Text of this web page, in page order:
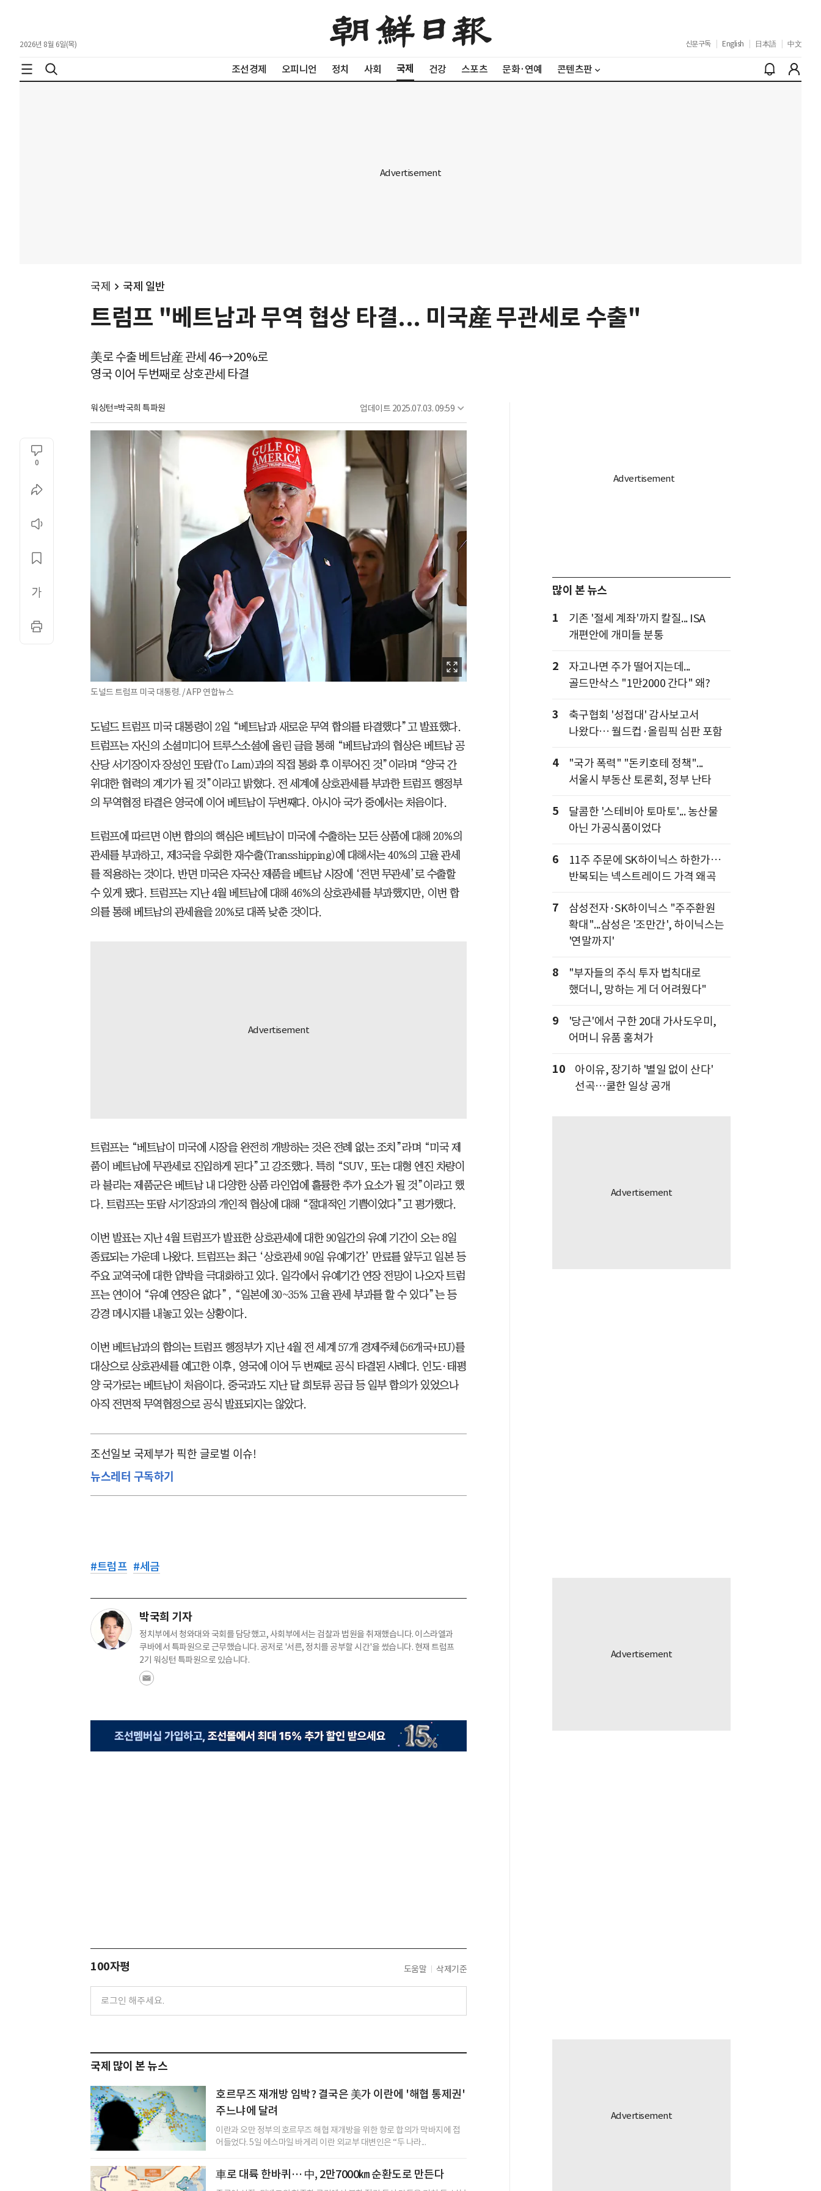
2026년 8월 6일(목) 신문구독 English 日本語 中文
조선경제 오피니언 정치 사회 국제 건강 스포츠 문화·연예 콘텐츠판
국제 국제 일반
트럼프 "베트남과 무역 협상 타결... 미국産 무관세로 수출"
美로 수출 베트남産 관세 46→20%로
영국 이어 두번째로 상호관세 타결
워싱턴=박국희 특파원 업데이트 2025.07.03. 09:59
0
도널드 트럼프 미국 대통령. / AFP 연합뉴스
도널드 트럼프 미국 대통령이 2일 “베트남과 새로운 무역 합의를 타결했다”고 발표했다.
트럼프는 자신의 소셜미디어 트루스소셜에 올린 글을 통해 “베트남과의 협상은 베트남 공
산당 서기장이자 장성인 또람(To Lam)과의 직접 통화 후 이루어진 것”이라며 “양국 간
위대한 협력의 계기가 될 것”이라고 밝혔다. 전 세계에 상호관세를 부과한 트럼프 행정부
의 무역협정 타결은 영국에 이어 베트남이 두번째다. 아시아 국가 중에서는 처음이다.
트럼프에 따르면 이번 합의의 핵심은 베트남이 미국에 수출하는 모든 상품에 대해 20%의
관세를 부과하고, 제3국을 우회한 재수출(Transshipping)에 대해서는 40%의 고율 관세
를 적용하는 것이다. 반면 미국은 자국산 제품을 베트남 시장에 ‘전면 무관세’로 수출할
수 있게 됐다. 트럼프는 지난 4월 베트남에 대해 46%의 상호관세를 부과했지만, 이번 합
의를 통해 베트남의 관세율을 20%로 대폭 낮춘 것이다.
트럼프는 “베트남이 미국에 시장을 완전히 개방하는 것은 전례 없는 조치”라며 “미국 제
품이 베트남에 무관세로 진입하게 된다”고 강조했다. 특히 “SUV, 또는 대형 엔진 차량이
라 불리는 제품군은 베트남 내 다양한 상품 라인업에 훌륭한 추가 요소가 될 것”이라고 했
다. 트럼프는 또람 서기장과의 개인적 협상에 대해 “절대적인 기쁨이었다”고 평가했다.
이번 발표는 지난 4월 트럼프가 발표한 상호관세에 대한 90일간의 유예 기간이 오는 8일
종료되는 가운데 나왔다. 트럼프는 최근 ‘상호관세 90일 유예기간’ 만료를 앞두고 일본 등
주요 교역국에 대한 압박을 극대화하고 있다. 일각에서 유예기간 연장 전망이 나오자 트럼
프는 연이어 “유예 연장은 없다”, “일본에 30~35% 고율 관세 부과를 할 수 있다”는 등
강경 메시지를 내놓고 있는 상황이다.
이번 베트남과의 합의는 트럼프 행정부가 지난 4월 전 세계 57개 경제주체(56개국+EU)를
대상으로 상호관세를 예고한 이후, 영국에 이어 두 번째로 공식 타결된 사례다. 인도·태평
양 국가로는 베트남이 처음이다. 중국과도 지난 달 희토류 공급 등 일부 합의가 있었으나
아직 전면적 무역협정으로 공식 발표되지는 않았다.
조선일보 국제부가 픽한 글로벌 이슈!
뉴스레터 구독하기
#트럼프 #세금
박국희 기자
정치부에서 청와대와 국회를 담당했고, 사회부에서는 검찰과 법원을 취재했습니다. 이스라엘과
쿠바에서 특파원으로 근무했습니다. 공저로 '서른, 정치를 공부할 시간'을 썼습니다. 현재 트럼프
2기 워싱턴 특파원으로 있습니다.
100자평 도움말 삭제기준
국제 많이 본 뉴스
호르무즈 재개방 임박? 결국은 美가 이란에 '해협 통제권'
주느냐에 달려
이란과 오만 정부의 호르무즈 해협 재개방을 위한 항로 합의가 막바지에 접
어들었다. 5일 에스마일 바게리 이란 외교부 대변인은 “두 나라...
車로 대륙 한바퀴… 中, 2만7000㎞ 순환도로 만든다
많이 본 뉴스
1
기존 '절세 계좌'까지 칼질... ISA
개편안에 개미들 분통
2
자고나면 주가 떨어지는데...
골드만삭스 "1만2000 간다" 왜?
3
축구협회 '성접대' 감사보고서
나왔다… 월드컵·올림픽 심판 포함
4
"국가 폭력" "돈키호테 정책"...
서울시 부동산 토론회, 정부 난타
5
달콤한 '스테비아 토마토'... 농산물
아닌 가공식품이었다
6
11주 주문에 SK하이닉스 하한가…
반복되는 넥스트레이드 가격 왜곡
7
삼성전자·SK하이닉스 "주주환원
확대"...삼성은 '조만간', 하이닉스는
'연말까지'
8
"부자들의 주식 투자 법칙대로
했더니, 망하는 게 더 어려웠다"
9
'당근'에서 구한 20대 가사도우미,
어머니 유품 훔쳐가
10
아이유, 장기하 '별일 없이 산다'
선곡…쿨한 일상 공개